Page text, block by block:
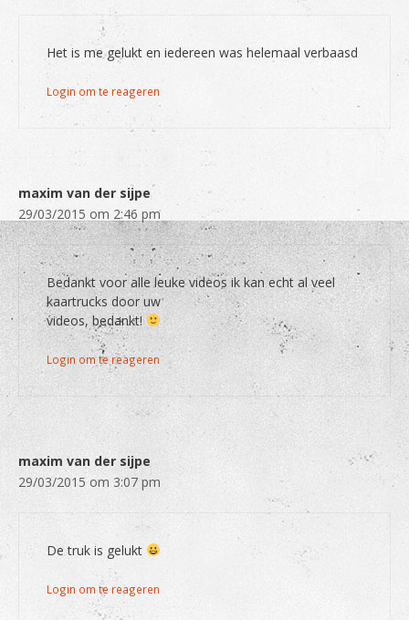
Het is me gelukt en iedereen was helemaal verbaasd
Login om te reageren
maxim van der sijpe
29/03/2015 om 2:46 pm
Bedankt voor alle leuke videos ik kan echt al veel
kaartrucks door uw
videos, bedankt!
Login om te reageren
maxim van der sijpe
29/03/2015 om 3:07 pm
De truk is gelukt
Login om te reageren